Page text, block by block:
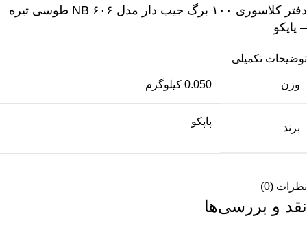
دفتر کلاسوری ۱۰۰ برگ جیب دار مدل ۶۰۶ NB طوسی تیره
– پاپکو
توضیحات تکمیلی
وزن 0.050 کیلوگرم
برند
پاپکو
نظرات (0)
نقد و بررسی‌ها